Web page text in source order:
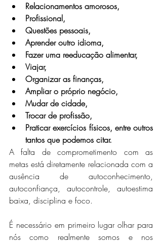
Relacionamentos amorosos,
Profissional,
Questões pessoais,
Aprender outro idioma,
Fazer uma reeducação alimentar,
Viajar,
Organizar as finanças,
Ampliar o próprio negócio,
Mudar de cidade,
Trocar de profissão,
Praticar exercícios físicos, entre outros
tantos que podemos citar.
A falta de comprometimento com as
metas está diretamente relacionada com a
ausência de autoconhecimento,
autoconfiança, autocontrole, autoestima
baixa, disciplina e foco.
É necessário em primeiro lugar olhar para
nós como realmente somos e nos